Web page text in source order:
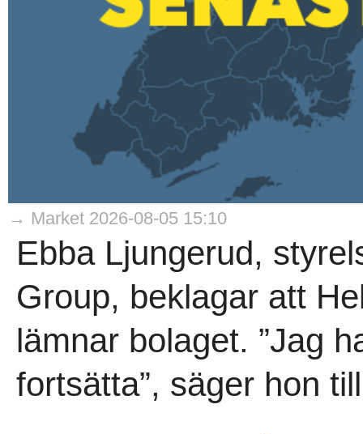
→ Market 2026-08-05 15:10
Ebba Ljungerud,
Group, beklagar att
lämnar bolaget. ”Jag
fortsätta”, säger hon